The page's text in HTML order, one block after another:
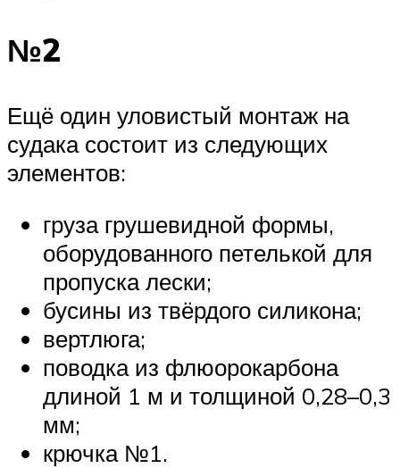
№2
Ещё один уловистый монтаж на
судака состоит из следующих
элементов:
груза грушевидной формы,
оборудованного петелькой для
пропуска лески;
бусины из твёрдого силикона;
вертлюга;
поводка из флюорокарбона
длиной 1 м и толщиной 0,28–0,3
мм;
крючка №1.